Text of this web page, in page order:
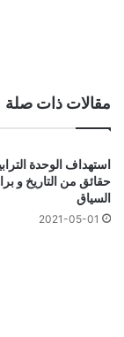
مقالات ذات صلة
استهداف الوحدة
حقائق من التاريخ و
السياق
2021-05-01